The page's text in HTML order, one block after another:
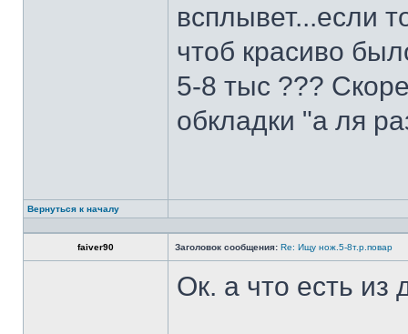
всплывет...если
чтоб красиво
5-8 тыс ???
обкладки "а ля
Вернуться к началу
faiver90 Заголовок сообщения: Re: Ищу нож.5-8т.р.повар
Ок. а что есть из